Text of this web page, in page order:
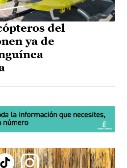
del
ya de